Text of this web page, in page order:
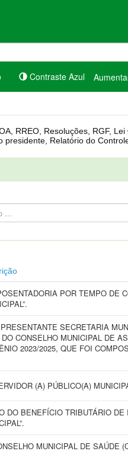
Contraste Azul
POR TEMPO DE
SECRETARIA
CONSELHO MUNICIPAL DE
2023/2025, QUE FOI
(A) PÚBLICO(A)
DO BENEFÍCIO TRIBUTÁRIO
MUNICIPAL DE SAÚDE